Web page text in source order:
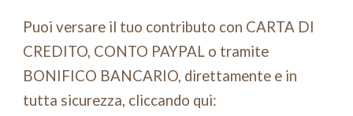
Puoi versare il tuo contributo con CARTA DI
CREDITO, CONTO PAYPAL o tramite
BONIFICO BANCARIO, direttamente e in
tutta sicurezza, cliccando qui: